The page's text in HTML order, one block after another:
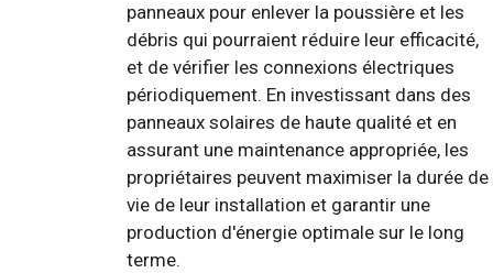
panneaux pour enlever la poussière et les
débris qui pourraient réduire leur efficacité,
et de vérifier les connexions électriques
périodiquement. En investissant dans des
panneaux solaires de haute qualité et en
assurant une maintenance appropriée, les
propriétaires peuvent maximiser la durée de
vie de leur installation et garantir une
production d'énergie optimale sur le long
terme.